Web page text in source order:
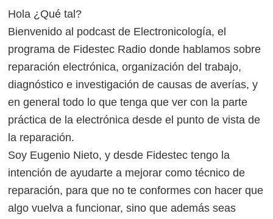
Hola ¿Qué tal?
Bienvenido al podcast de Electronicología, el
programa de Fidestec Radio donde hablamos sobre
reparación electrónica, organización del trabajo,
diagnóstico e investigación de causas de averías, y
en general todo lo que tenga que ver con la parte
práctica de la electrónica desde el punto de vista de
la reparación.
Soy Eugenio Nieto, y desde Fidestec tengo la
intención de ayudarte a mejorar como técnico de
reparación, para que no te conformes con hacer que
algo vuelva a funcionar, sino que además seas